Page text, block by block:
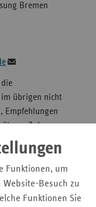
Funktionen, um
Website-Besuch zu
Funktionen Sie
Bremen
im übrigen nicht
Empfehlungen
Zulassung
hat die